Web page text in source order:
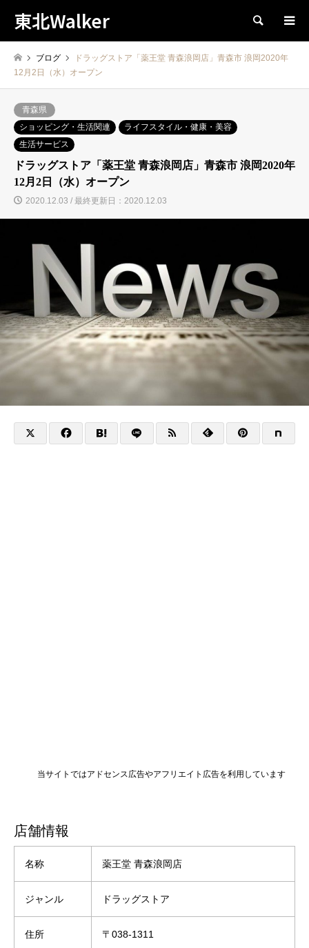
東北Walker 検索
ブログ
ドラッグストア「薬王堂 青森浪岡店」青森市 浪岡2020年
12月2日（水）オープン
青森県
ショッピング・生活関連
ライフスタイル・健康・美容
生活サービス
ドラッグストア「薬王堂 青森浪岡店」青森市 浪岡2020年
12月2日（水）オープン
2020.12.03 / 最終更新日：2020.12.03
当サイトではアドセンス広告やアフリエイト広告を利用しています
店舗情報
名称 薬王堂 青森浪岡店
ジャンル ドラッグストア
住所
〒038-1311